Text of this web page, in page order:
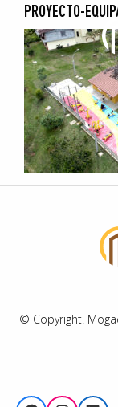
PROYECTO-
© Copyright.